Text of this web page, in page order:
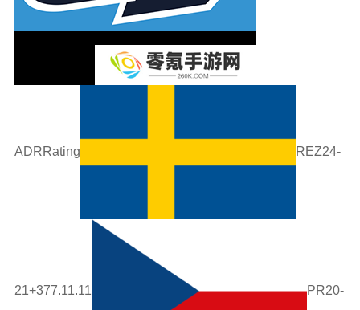
ADRRating REZ24-
21+377.11.11 PR20-